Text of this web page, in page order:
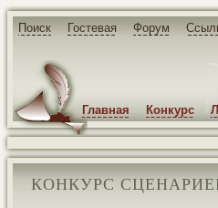
Поиск Гостевая Форум
Главная Конкурс
КОНКУРС